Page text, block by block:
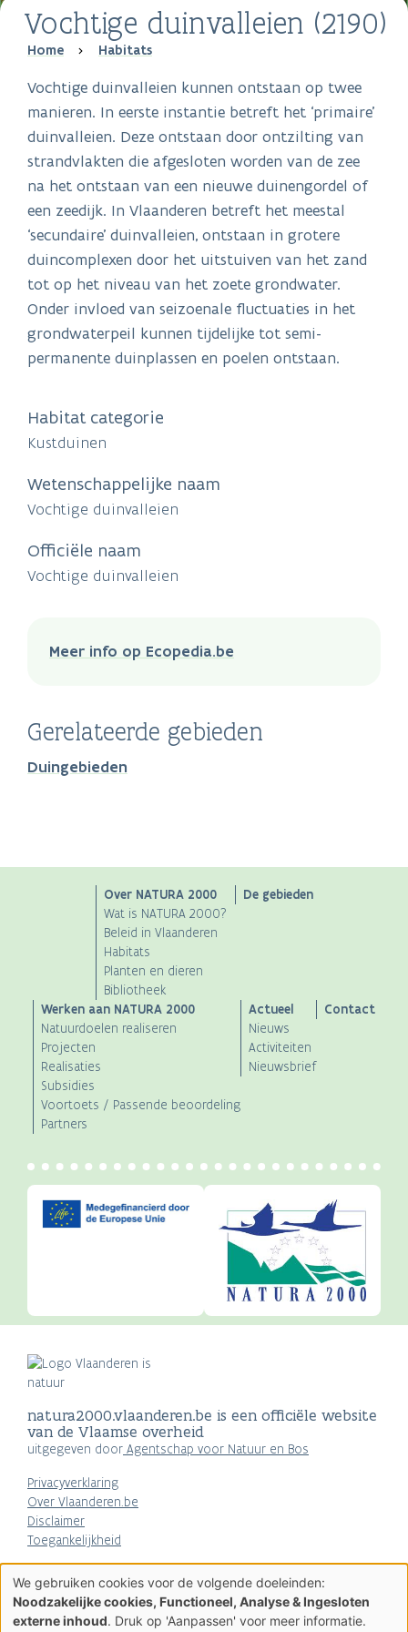
Vochtige duinvalleien (2190)
Breadcrumb
Home Habitats
Vochtige duinvalleien kunnen ontstaan op twee
manieren. In eerste instantie betreft het ‘primaire’
duinvalleien. Deze ontstaan door ontzilting van
strandvlakten die afgesloten worden van de zee
na het ontstaan van een nieuwe duinengordel of
een zeedijk. In Vlaanderen betreft het meestal
‘secundaire’ duinvalleien, ontstaan in grotere
duincomplexen door het uitstuiven van het zand
tot op het niveau van het zoete grondwater.
Onder invloed van seizoenale fluctuaties in het
grondwaterpeil kunnen tijdelijke tot semi-
permanente duinplassen en poelen ontstaan.
Habitat categorie
Kustduinen
Wetenschappelijke naam
Vochtige duinvalleien
Officiële naam
Vochtige duinvalleien
Meer info op Ecopedia.be
Gerelateerde gebieden
Duingebieden
navigation
Over NATURA 2000
Wat is NATURA 2000?
Beleid in Vlaanderen
Habitats
Planten en dieren
Bibliotheek
De gebieden
Werken aan NATURA 2000
Natuurdoelen realiseren
Projecten
Realisaties
Subsidies
Voortoets / Passende beoordeling
Partners
Actueel
Nieuws
Activiteiten
Nieuwsbrief
Contact
natura2000.vlaanderen.be is een officiële website
van de Vlaamse overheid
uitgegeven door Agentschap voor Natuur en Bos
Privacyverklaring
Over Vlaanderen.be
Disclaimer
Toegankelijkheid
AGENTSCHAP
NATUUR & BOS
Gebruik
van
persoonsgegevens
We gebruiken cookies voor de volgende doeleinden:
Noodzakelijke cookies, Functioneel, Analyse & Ingesloten
externe inhoud. Druk op 'Aanpassen' voor meer informatie.